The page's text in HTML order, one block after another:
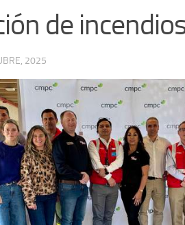
de
2025